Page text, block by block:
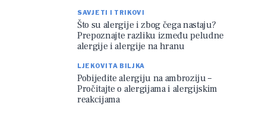
SAVJETI I TRIKOVI
Što su alergije i zbog čega nastaju?
Prepoznajte razliku između peludne
alergije i alergije na hranu
LJEKOVITA BILJKA
Pobijedite alergiju na ambroziju –
Pročitajte o alergijama i alergijskim
reakcijama